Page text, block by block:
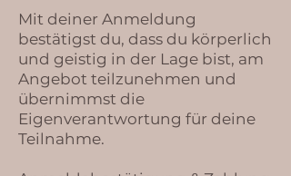
Mit deiner Anmeldung
bestätigst du, dass du körperlich
und geistig in der Lage bist, am
Angebot teilzunehmen und
übernimmst die
Eigenverantwortung für deine
Teilnahme.